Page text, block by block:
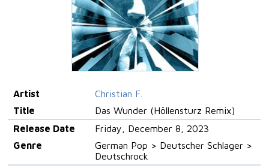
Artist
Christian F.
Title
Das Wunder (Höllensturz Remix)
Release Date
Friday, December 8, 2023
Genre
German Pop > Deutscher Schlager >
Deutschrock